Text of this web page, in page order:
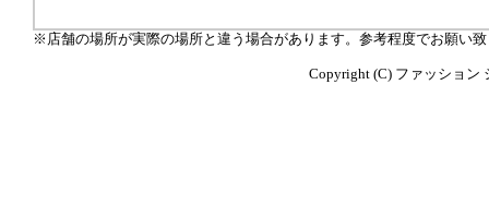
※店舗の場所が実際の場所と違う場合があります。参考程度でお願い
Copyright (C) ファッション